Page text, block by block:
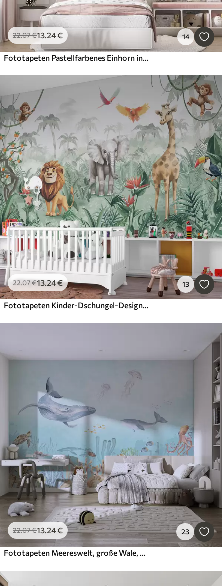
22.07€13.24€ 14
Fototapeten Pastellfarbenes Einhorn in Wolken mit Regenbogen und Rosen
22.07€13.24€ 13
Fototapeten Kinder-Dschungel-Design mit Löwe, Giraffe, Elefant und Papageien
22.07€13.24€ 23
Fototapeten Meereswelt, große Wale, Fische und Schildkröten